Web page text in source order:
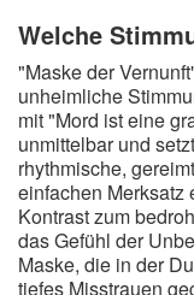
Welche
"Maske der
unheimliche
mit "Mord ist eine
unmittelbar und
rhythmische,
einfachen Merksatz
Kontrast zum
das Gefühl der
Maske, die in der
tiefes Misstrauen